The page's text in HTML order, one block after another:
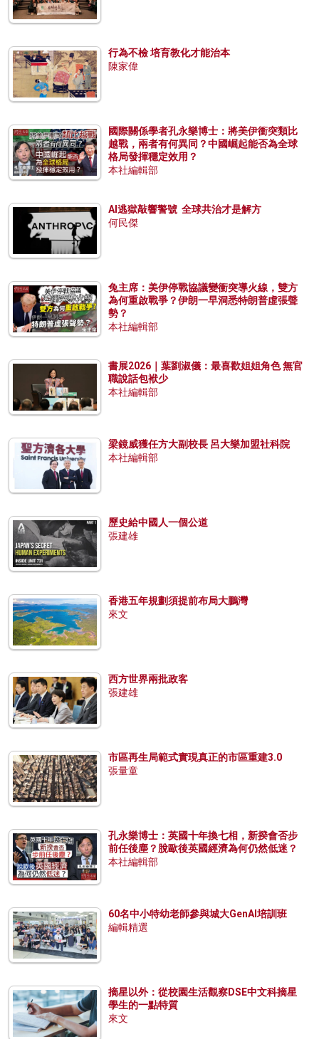
行為不檢 培育教化才能治本
陳家偉
國際關係學者孔永樂博士：將美伊衝突類比
越戰，兩者有何異同？中國崛起能否為全球
格局發揮穩定效用？
本社編輯部
AI逃獄敲響警號 全球共治才是解方
何民傑
兔主席：美伊停戰協議變衝突導火線，雙方
為何重啟戰爭？伊朗一早洞悉特朗普虛張聲
勢？
本社編輯部
書展2026｜葉劉淑儀：最喜歡姐姐角色 無官
職說話包袱少
本社編輯部
梁鏡威獲任方大副校長 呂大樂加盟社科院
本社編輯部
歷史給中國人一個公道
張建雄
香港五年規劃須提前布局大鵬灣
來文
西方世界兩批政客
張建雄
市區再生局範式實現真正的市區重建3.0
張量童
孔永樂博士：英國十年換七相，新揆會否步
前任後塵？脫歐後英國經濟為何仍然低迷？
本社編輯部
60名中小特幼老師參與城大GenAI培訓班
編輯精選
摘星以外：從校園生活觀察DSE中文科摘星
學生的一點特質
來文